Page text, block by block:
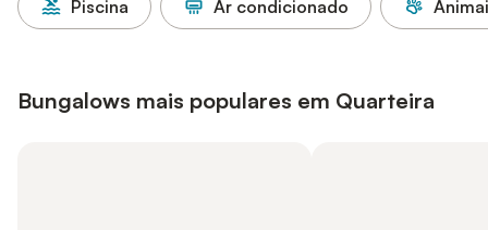
Piscina Ar condicionado
Bungalows mais populares em Quarteira